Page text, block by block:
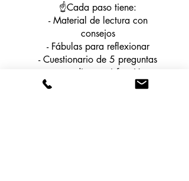
☝️Cada paso tiene:
- Material de lectura con
consejos
- Fábulas para reflexionar
- Cuestionario de 5 preguntas
para medir tu satisfacción e
identificar lo que necesitas